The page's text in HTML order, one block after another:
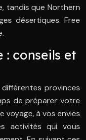
tandis que Northern
désertiques. Free
: conseils et
provinces
de préparer votre
voyage, à vos envies
activités qui vous